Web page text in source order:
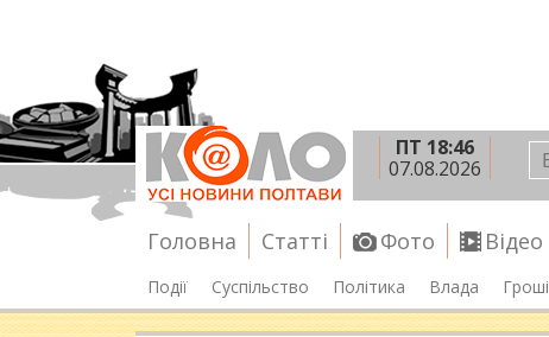
ПТ 18:46
07.08.2026
Головна Статті Фото Відео
Події Суспільство Політика Влада Гроші